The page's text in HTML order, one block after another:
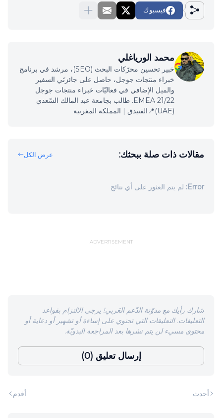
فيسبوك
محمد الورياغلي
خبير تحسين محرّكات البحث (SEO)، مرشد في برنامج
خبراء منتجات جوجل، حاصل على جائزتَي السفير
والميل الإضافي في فعاليّات خبراء منتجات جوجل
EMEA 21/22. طالب بجامعة عبد المالك السّعدي
(UAE)📍الفنيدق | المملكة المغربية
مقالات ذات صلة ببحثك: عرض الكل
Error: لم يتم العثور على أي نتائج
ADVERTISEMENT
شارك رأيك مع مدوّنة الدّعم العَربي! يرجى الالتزام بقواعد
التعليقات. التعليقات التي تحتوي على إساءة أو تشهير أو دعاية أو
محتوى مسيء لن يتم نشرها بعد المراجعة اليدويّة.
إرسال تعليق (0)
أحدث أقدم